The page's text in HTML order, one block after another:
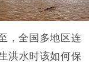
，全国多地区连
洪水时该如何保